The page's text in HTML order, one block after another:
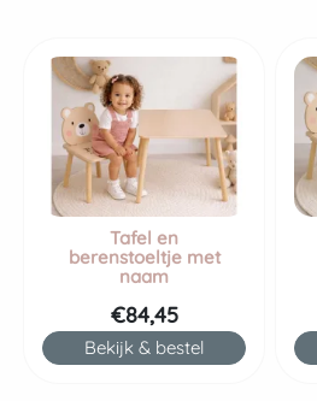
Tafel en
berenstoeltje met
naam
€84,45
Bekijk & bestel